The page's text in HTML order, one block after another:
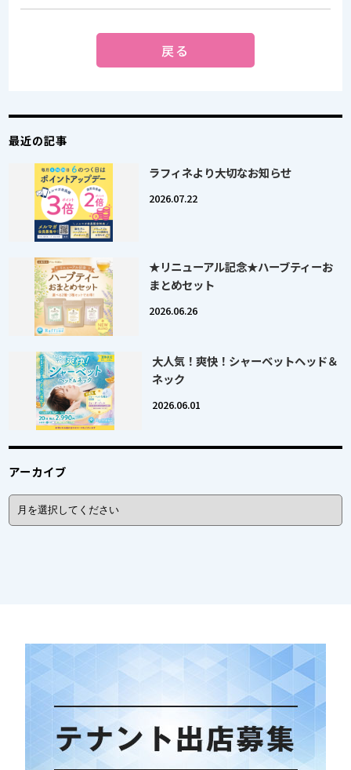
戻る
最近の記事
ラフィネより大切なお知らせ
2026.07.22
★リニューアル記念★ハーブティーお
まとめセット
2026.06.26
大人気！爽快！シャーベットヘッド＆
ネック
2026.06.01
アーカイブ